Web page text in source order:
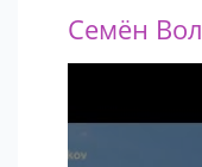
Семён